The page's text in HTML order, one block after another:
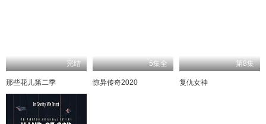
完结
那些花儿第二季
5集全
惊异传奇2020
第8集
复仇女神